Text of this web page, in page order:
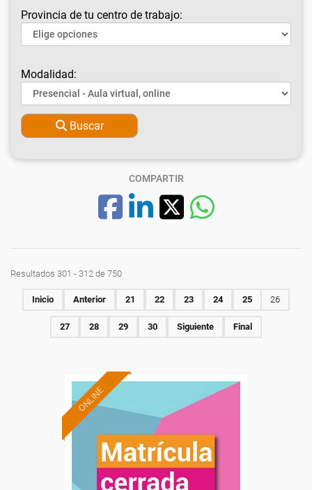
Provincia de tu centro de trabajo:
Modalidad:
Buscar
COMPARTIR
Resultados 301 - 312 de 750
Inicio Anterior 21 22 23 24 25 26
27 28 29 30 Siguiente Final
ONLINE